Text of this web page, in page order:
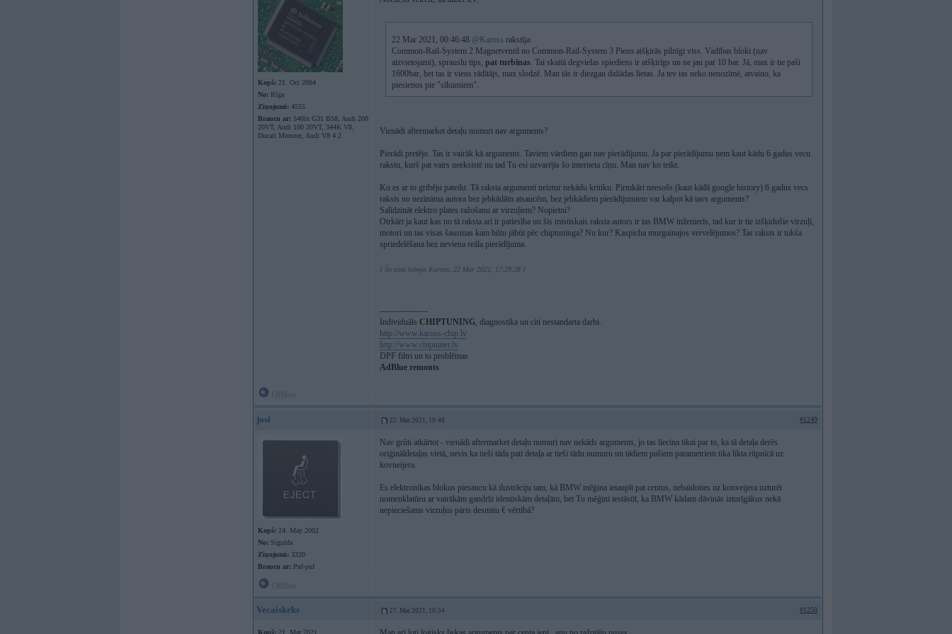
Kopš: 21. Oct 2004
No: Rīga
Ziņojumi: 4555
Braucu ar: 540ix G31 B58, Audi 200
20VT, Audi 100 20VT, 344K V8,
Ducati Monster, Audi V8 4.2
22 Mar 2021, 00:46:48 @Kaross rakstīja:
Common-Rail-System 2 Magnetventil no Common-Rail-System 3 Piezo atšķirās pilnīgi viss. Vadības bloki (nav
aizvietojami), sprauslu tips, pat turbīnas. Tai skaitā degvielas spiediens ir atšķirīgs un ne jau par 10 bar. Jā, max ir tie paši
1600bar, bet tas ir viens rādītājs, max slodzē. Man tās ir diezgan dažādas lietas. Ja tev tas neko nenozīmē, atvaino, ka
piesienos pie "sīkumiem".
Vienādi aftermarket detaļu numuri nav arguments?
Pierādi pretējo. Tas ir vairāk kā arguments. Taviem vārdiem gan nav pierādījumu. Ja par pierādījumu ņem kaut kādu 6 gadus vecu
rakstu, kurš pat vairs neeksistē nu tad Tu esi uzvarējis šo interneta cīņu. Man nav ko teikt.
Ko es ar to gribēju pateikt. Tā raksta argumenti neiztur nekādu kritiku. Pirmkārt neesošs (kaut kādā google history) 6 gadus vecs
raksts no nezināma autora bez jebkādām atsaucēm, bez jebkādiem pierādījumiem var kalpot kā tavs arguments?
Salīdzināt elektro plates ražošanu ar virzuļiem? Nopietni?
Otrkārt ja kaut kas no tā raksta arī ir patiesība un šis mistiskais raksta autors ir tas BMW inženieris, tad kur ir tie izšķidušie virzuļi,
motori un tas visas šausmas kam būtu jābūt pēc chiptuninga? Nu kur? Kaspicha murgainajos vervelējumos? Tas raksts ir tukša
spriedelēšana bez neviena reāla pierādījuma.
[ Šo ziņu laboja Kaross, 22 Mar 2021, 17:29:28 ]
-----------------
Individuāls CHIPTUNING, diagnostika un citi nestandarta darbi.
http://www.kaross-chip.lv
http://www.chiptuner.lv
DPF filtri un to problēmas
AdBlue remonts
josi 22. Mar 2021, 19:48 #1249
Kopš: 24. May 2002
No: Sigulda
Ziņojumi: 3320
Braucu ar: Puf-puf
Nav grūti atkārtot - vienādi aftermarket detaļu numuri nav nekāds arguments, jo tas liecina tikai par to, ka tā detaļa derēs
oriģināldetaļas vietā, nevis ka tieši tāda pati detaļa ar tieši tādu numuru un tādiem pašiem parametriem tika likta rūpnīcā uz
kovneijera.
Es elektronikas blokus piesaucu kā ilustrāciju tam, kā BMW mēģina ietaupīt pat centus, nebaidoties uz konveijera uzturēt
nomenklatūru ar vairākām gandrīz identiskām detaļām, bet Tu mēģini iestāstīt, ka BMW kādam dāvinās izturīgākus nekā
nepieciešams virzuļus pāris desmitu € vērtībā?
Vecaiskeks 27. Mar 2021, 10:54 #1250
Kopš: 21. Mar 2021